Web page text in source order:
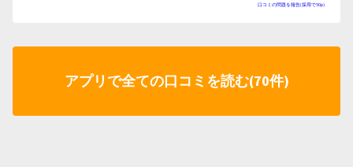
口コミの問題を報告(採用で50p)
アプリで全ての口コミを読む(70件)